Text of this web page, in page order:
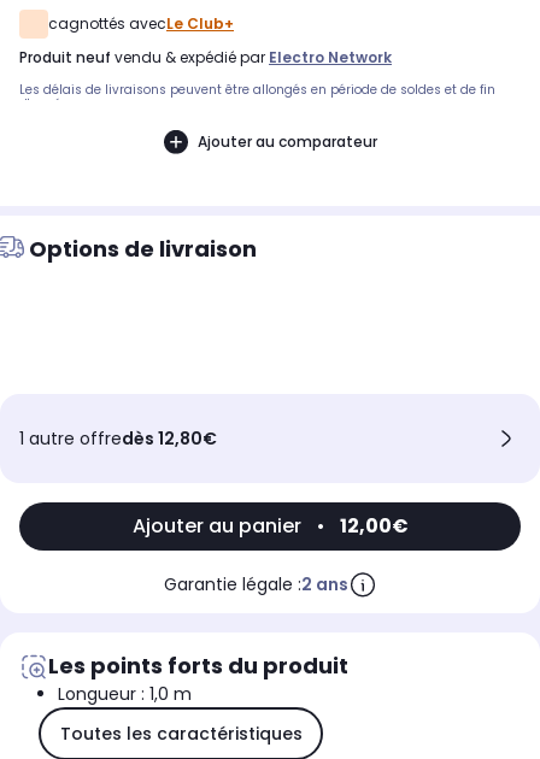
cagnottés avecLe Club+
produit neuf vendu & expédié par Electro Network
Les délais de livraisons peuvent être allongés en période de soldes et de fin
d'année.
Ajouter au comparateur
Options de livraison
1 autre offredès 12,80€
Ajouter au panier • 12,00€
Garantie légale :2 ans
Les points forts du produit
Longueur : 1,0 m
Toutes les caractéristiques